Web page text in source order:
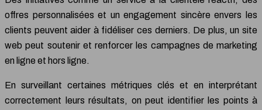
offres personnalisées et un engagement sincère envers les
clients peuvent aider à fidéliser ces derniers. De plus, un site
web peut soutenir et renforcer les campagnes de marketing
en ligne et hors ligne.
En surveillant certaines métriques clés et en interprétant
correctement leurs résultats, on peut identifier les points à